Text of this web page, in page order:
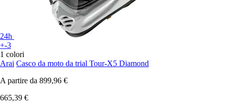
24h
+-3
1 colori
Arai Casco da moto da trial Tour-X5 Diamond
A partire da 899,96 €
665,39 €